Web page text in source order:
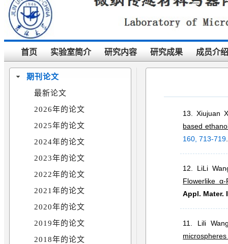
首页 实验室简介 研究内容 研究成果 成员介绍
期刊论文
最新论文
2026年的论文
2025年的论文
2024年的论文
2023年的论文
2022年的论文
2021年的论文
2020年的论文
2019年的论文
2018年的论文
13. Xiujuan
based
160, 713-719
12. LiLi
Flowerlike
Appl. Mater.
11. Lili